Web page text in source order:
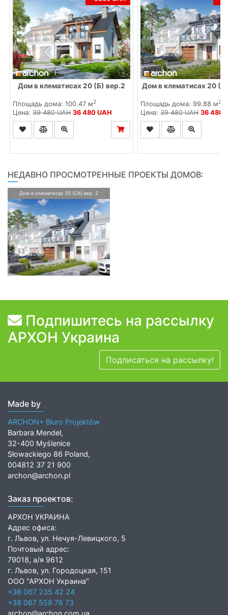
Дом в клематисах 20 (Б) вер.2
Площадь дома: 100.47 м2
Цена: 39 480 UAH 36 480 UAH
Дом в клематисах 20
Площадь дома: 99.88 м2
Цена:39 480 UAH 36 480
НЕДАВНО ПРОСМОТРЕННЫЕ ПРОЕКТЫ ДОМОВ:
Дом в клематисах 20 (СА) вер. 2
Подпишитесь на рассылку
АРХОН Украина
Подписаться на рассылку!
Made by
ARCHON+ Biuro Projektów
Barbara Mendel,
32-400 Myślenice
Słowackiego 86 Poland,
004812 37 21 900
archon@archon.pl
Заказ проектов:
АРХОН УКРАИНА
Адрес офиса:
г. Львов, ул. Нечуя-Левицкого, 5
Почтовый адрес:
79018, а/я 9612
г. Львов, ул. Городоцкая, 151
ООО "АРХОН Украина"
+38 067 235 42 24
+38 067 558 76 73